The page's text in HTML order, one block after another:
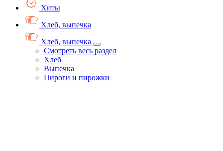
Хиты
Хлеб, выпечка
Хлеб, выпечка
Смотреть весь раздел
Хлеб
Выпечка
Пироги и пирожки